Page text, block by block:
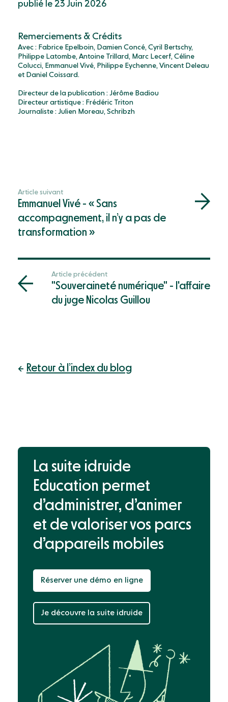
publié le 23 Juin 2026
Remerciements & Crédits
Avec : Fabrice Epelboin, Damien Concé, Cyril Bertschy,
Philippe Latombe, Antoine Trillard, Marc Lecerf, Céline
Colucci, Emmanuel Vivé, Philippe Eychenne, Vincent Deleau
et Daniel Coissard.
Directeur de la publication : Jérôme Badiou
Directeur artistique : Frédéric Triton
Journaliste : Julien Moreau, Schribzh
Article précédent
"Souveraineté numérique" - l'affaire
du juge Nicolas Guillou
Article suivant
Emmanuel Vivé - « Sans
accompagnement, il n’y a pas de
transformation »
Retour à l’index du blog
La suite idruide
Education permet
d’administrer, d’animer
et de valoriservos parcs
d’appareils mobiles
Réserver une démo en ligne
Je découvre la suite idruide